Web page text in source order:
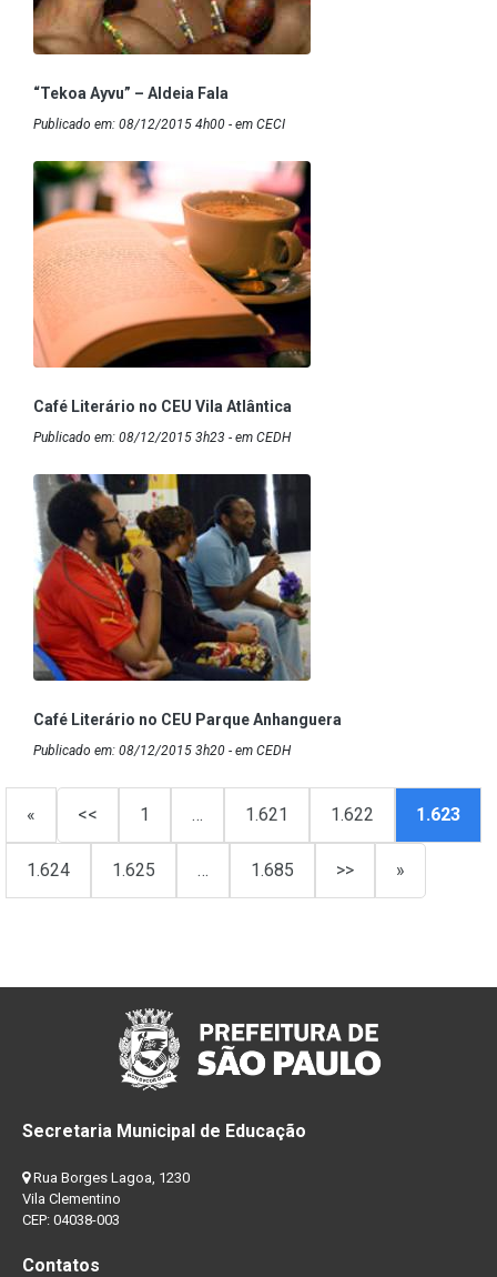
“Tekoa Ayvu” – Aldeia Fala
Publicado em: 08/12/2015 4h00 - em CECI
Café Literário no CEU Vila Atlântica
Publicado em: 08/12/2015 3h23 - em CEDH
Café Literário no CEU Parque Anhanguera
Publicado em: 08/12/2015 3h20 - em CEDH
« << 1 … 1.621 1.622 1.623
1.624 1.625 … 1.685 >> »
Secretaria Municipal de Educação
Rua Borges Lagoa, 1230
Vila Clementino
CEP: 04038-003
Contatos